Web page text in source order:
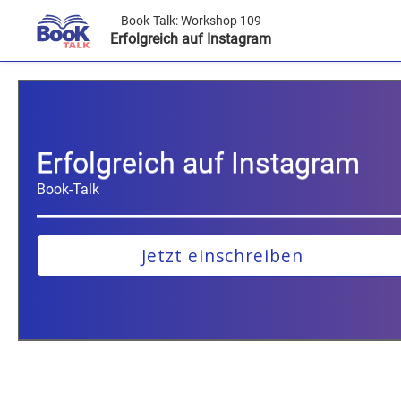
Book-Talk: Workshop 109
Erfolgreich auf Instagram
Erfolgreich auf Instagram
Book-Talk
Jetzt einschreiben